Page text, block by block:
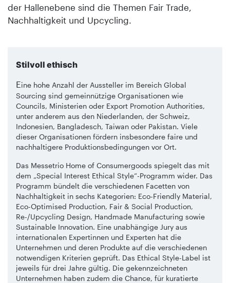
der Hallenebene sind die Themen Fair Trade,
Nachhaltigkeit und Upcycling.
Stilvoll ethisch
Eine hohe Anzahl der Aussteller im Bereich Global
Sourcing sind gemeinnützige Organisationen wie
Councils, Ministerien oder Export Promotion Authorities,
unter anderem aus den Niederlanden, der Schweiz,
Indonesien, Bangladesch, Taiwan oder Pakistan. Viele
dieser Organisationen fördern insbesondere faire und
nachhaltigere Produktionsbedingungen vor Ort.
Das Messetrio Home of Consumergoods spiegelt das mit
dem „Special Interest Ethical Style“-Programm wider. Das
Programm bündelt die verschiedenen Facetten von
Nachhaltigkeit in sechs Kategorien: Eco-Friendly Material,
Eco-Optimised Production, Fair & Social Production,
Re-/Upcycling Design, Handmade Manufacturing sowie
Sustainable Innovation. Eine unabhängige Jury aus
internationalen Expertinnen und Experten hat die
Unternehmen und deren Produkte auf die verschiedenen
notwendigen Kriterien geprüft. Das Ethical Style-Label ist
jeweils für drei Jahre gültig. Die gekennzeichneten
Unternehmen haben zudem die Chance, für kuratierte